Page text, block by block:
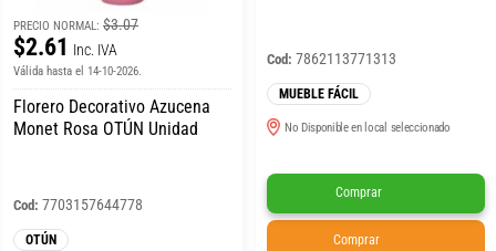
PRECIO NORMAL:$3.07
$2.61 Inc. IVA
Válida hasta el 14-10-2026.
Florero Decorativo Azucena
Monet Rosa OTÚN Unidad
Cod: 7703157644778
OTÚN
Cod: 7862113771313
MUEBLE FÁCIL
No Disponible en local seleccionado
Comprar
Comprar